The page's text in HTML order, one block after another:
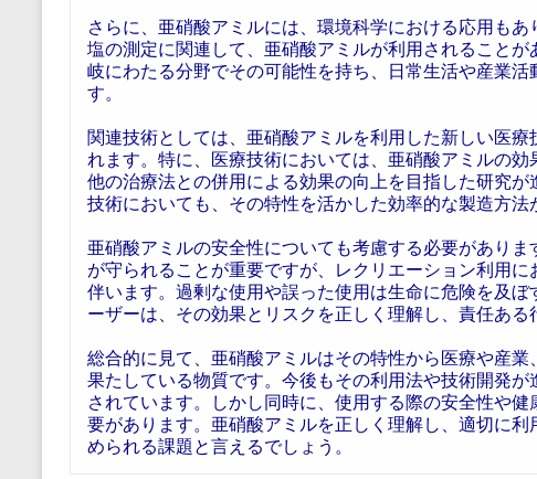
さらに、亜硝酸アミルには、環境科学における応用も
塩の測定に関連して、亜硝酸アミルが利用されること
岐にわたる分野でその可能性を持ち、日常生活や産業
す。
関連技術としては、亜硝酸アミルを利用した新しい医
れます。特に、医療技術においては、亜硝酸アミルの効
他の治療法との併用による効果の向上を目指した研究
技術においても、その特性を活かした効率的な製造方法
亜硝酸アミルの安全性についても考慮する必要があり
が守られることが重要ですが、レクリエーション利用
伴います。過剰な使用や誤った使用は生命に危険を及
ーザーは、その効果とリスクを正しく理解し、責任ある
総合的に見て、亜硝酸アミルはその特性から医療や産
果たしている物質です。今後もその利用法や技術開発
されています。しかし同時に、使用する際の安全性や
要があります。亜硝酸アミルを正しく理解し、適切に
められる課題と言えるでしょう。